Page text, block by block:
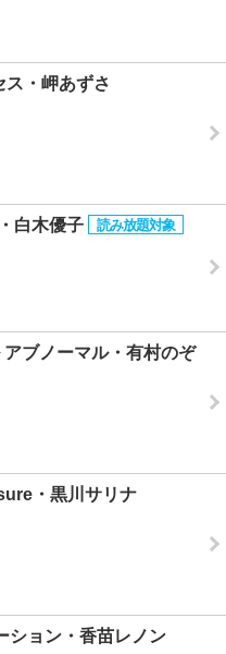
・岬あずさ
白木優子
ブノーマル・有村のぞ
・黒川サリナ
ション・香苗レノン